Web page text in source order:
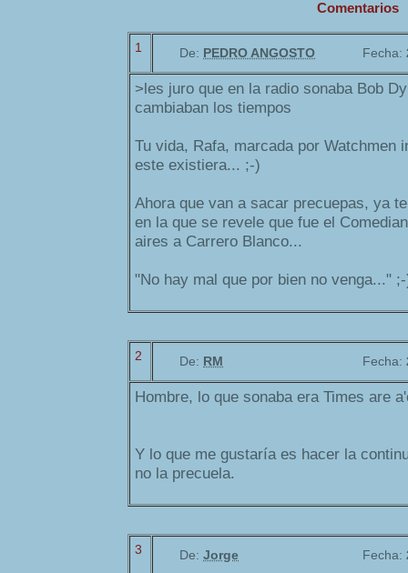
Comentarios
1 De: PEDRO ANGOSTO Fecha:
>les juro que en la radio sonaba Bob
cambiaban los tiempos
Tu vida, Rafa, marcada por Watchmen
este existiera... ;-)
Ahora que van a sacar precuepas, ya
en la que se revele que fue el
aires a Carrero Blanco...
"No hay mal que por bien no venga..."
2 De: RM Fecha:
Hombre, lo que sonaba era Times are
Y lo que me gustaría es hacer la
no la precuela.
3 De: Jorge Fecha: